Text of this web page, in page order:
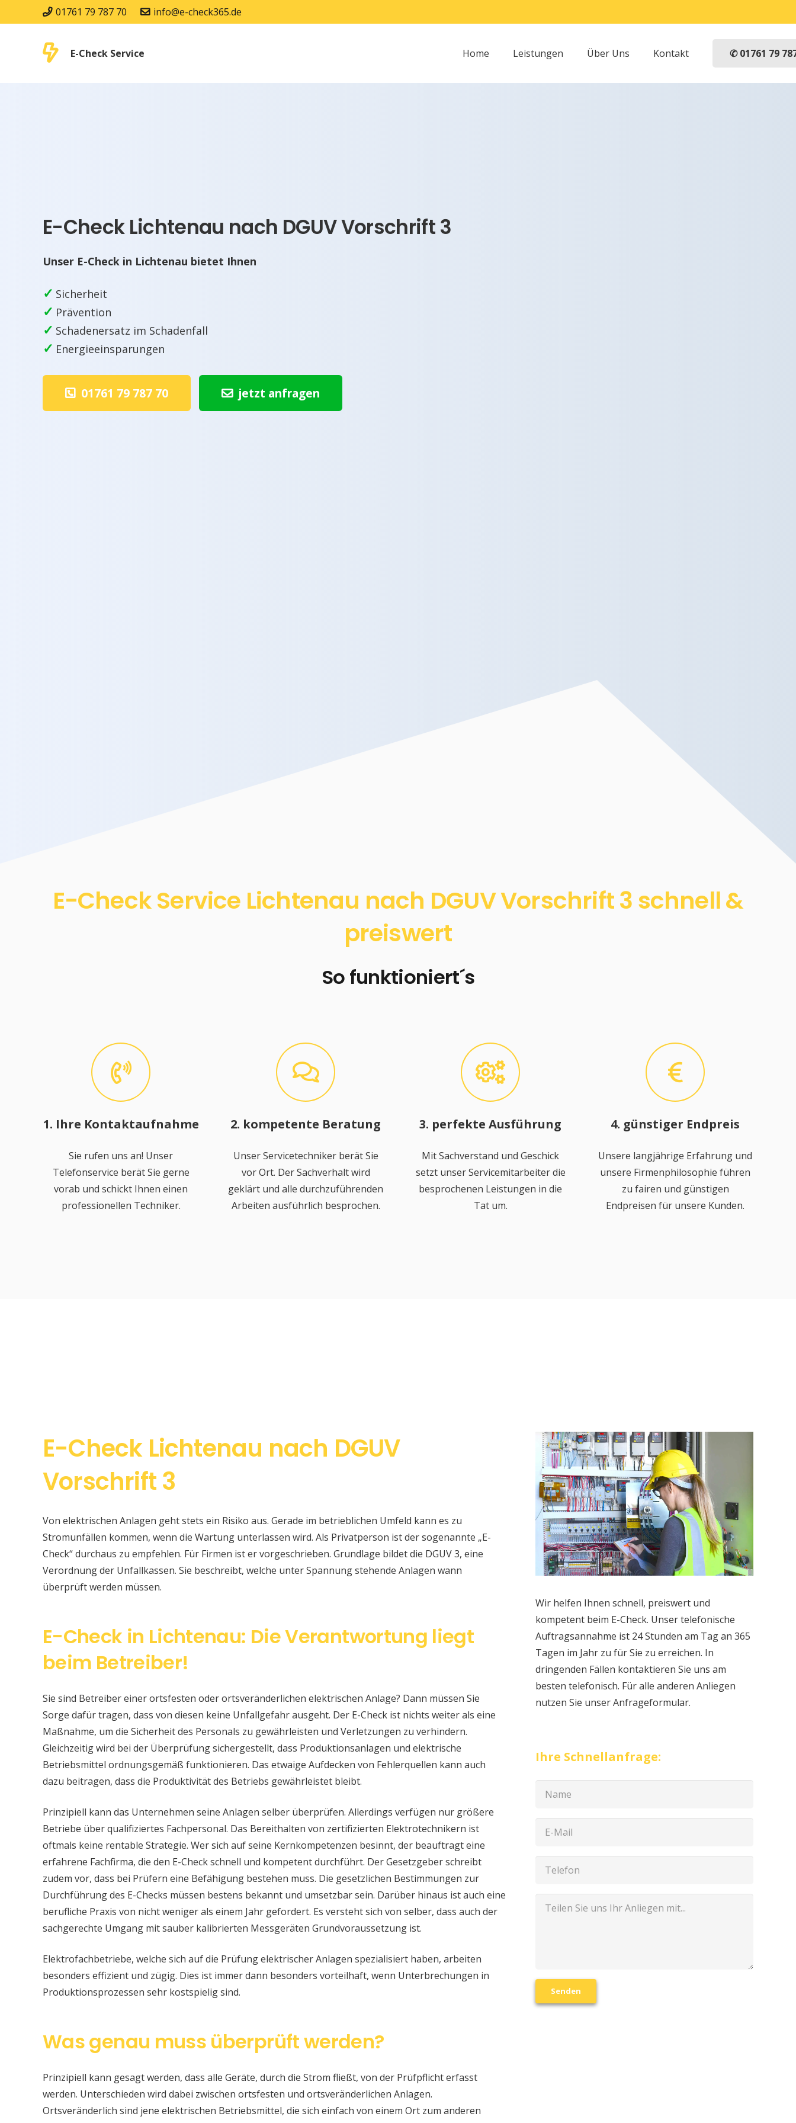
01761 79 787 70 info@e-check365.de
E-Check Service Home Leistungen Über Uns Kontakt ✆ 01761 79
E-Check Lichtenau nach DGUV Vorschrift 3
Unser E-Check in Lichtenau bietet Ihnen
✓ Sicherheit
✓ Prävention
✓ Schadenersatz im Schadenfall
✓ Energieeinsparungen
01761 79 787 70 jetzt anfragen
E-Check Service Lichtenau nach DGUV Vorschrift 3 schnell &
preiswert
So funktioniert´s
1. Ihre Kontaktaufnahme
Sie rufen uns an! Unser
Telefonservice berät Sie gerne
vorab und schickt Ihnen einen
professionellen Techniker.
2. kompetente Beratung
Unser Servicetechniker berät Sie
vor Ort. Der Sachverhalt wird
geklärt und alle durchzuführenden
Arbeiten ausführlich besprochen.
3. perfekte Ausführung
Mit Sachverstand und Geschick
setzt unser Servicemitarbeiter die
besprochenen Leistungen in die
Tat um.
4. günstiger Endpreis
Unsere langjährige Erfahrung und
unsere Firmenphilosophie führen
zu fairen und günstigen
Endpreisen für unsere Kunden.
E-Check Lichtenau nach DGUV
Vorschrift 3
Von elektrischen Anlagen geht stets ein Risiko aus. Gerade im betrieblichen Umfeld kann es zu
Stromunfällen kommen, wenn die Wartung unterlassen wird. Als Privatperson ist der sogenannte „E-
Check“ durchaus zu empfehlen. Für Firmen ist er vorgeschrieben. Grundlage bildet die DGUV 3, eine
Verordnung der Unfallkassen. Sie beschreibt, welche unter Spannung stehende Anlagen wann
überprüft werden müssen.
E-Check in Lichtenau: Die Verantwortung liegt
beim Betreiber!
Sie sind Betreiber einer ortsfesten oder ortsveränderlichen elektrischen Anlage? Dann müssen Sie
Sorge dafür tragen, dass von diesen keine Unfallgefahr ausgeht. Der E-Check ist nichts weiter als eine
Maßnahme, um die Sicherheit des Personals zu gewährleisten und Verletzungen zu verhindern.
Gleichzeitig wird bei der Überprüfung sichergestellt, dass Produktionsanlagen und elektrische
Betriebsmittel ordnungsgemäß funktionieren. Das etwaige Aufdecken von Fehlerquellen kann auch
dazu beitragen, dass die Produktivität des Betriebs gewährleistet bleibt.
Prinzipiell kann das Unternehmen seine Anlagen selber überprüfen. Allerdings verfügen nur größere
Betriebe über qualifiziertes Fachpersonal. Das Bereithalten von zertifizierten Elektrotechnikern ist
oftmals keine rentable Strategie. Wer sich auf seine Kernkompetenzen besinnt, der beauftragt eine
erfahrene Fachfirma, die den E-Check schnell und kompetent durchführt. Der Gesetzgeber schreibt
zudem vor, dass bei Prüfern eine Befähigung bestehen muss. Die gesetzlichen Bestimmungen zur
Durchführung des E-Checks müssen bestens bekannt und umsetzbar sein. Darüber hinaus ist auch eine
berufliche Praxis von nicht weniger als einem Jahr gefordert. Es versteht sich von selber, dass auch der
sachgerechte Umgang mit sauber kalibrierten Messgeräten Grundvoraussetzung ist.
Elektrofachbetriebe, welche sich auf die Prüfung elektrischer Anlagen spezialisiert haben, arbeiten
besonders effizient und zügig. Dies ist immer dann besonders vorteilhaft, wenn Unterbrechungen in
Produktionsprozessen sehr kostspielig sind.
Was genau muss überprüft werden?
Prinzipiell kann gesagt werden, dass alle Geräte, durch die Strom fließt, von der Prüfpflicht erfasst
werden. Unterschieden wird dabei zwischen ortsfesten und ortsveränderlichen Anlagen.
Ortsveränderlich sind jene elektrischen Betriebsmittel, die sich einfach von einem Ort zum anderen
Wir helfen Ihnen schnell, preiswert und
kompetent beim E-Check. Unser telefonische
Auftragsannahme ist 24 Stunden am Tag an 365
Tagen im Jahr zu für Sie zu erreichen. In
dringenden Fällen kontaktieren Sie uns am
besten telefonisch. Für alle anderen Anliegen
nutzen Sie unser Anfrageformular.
Ihre Schnellanfrage:
Senden